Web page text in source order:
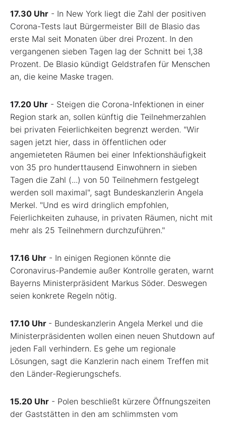
17.30 Uhr - In New York liegt die Zahl der positiven
Corona-Tests laut Bürgermeister Bill de Blasio das
erste Mal seit Monaten über drei Prozent. In den
vergangenen sieben Tagen lag der Schnitt bei 1,38
Prozent. De Blasio kündigt Geldstrafen für Menschen
an, die keine Maske tragen.
17.20 Uhr - Steigen die Corona-Infektionen in einer
Region stark an, sollen künftig die Teilnehmerzahlen
bei privaten Feierlichkeiten begrenzt werden. "Wir
sagen jetzt hier, dass in öffentlichen oder
angemieteten Räumen bei einer Infektionshäufigkeit
von 35 pro hunderttausend Einwohnern in sieben
Tagen die Zahl (...) von 50 Teilnehmern festgelegt
werden soll maximal", sagt Bundeskanzlerin Angela
Merkel. "Und es wird dringlich empfohlen,
Feierlichkeiten zuhause, in privaten Räumen, nicht mit
mehr als 25 Teilnehmern durchzuführen."
17.16 Uhr - In einigen Regionen könnte die
Coronavirus-Pandemie außer Kontrolle geraten, warnt
Bayerns Ministerpräsident Markus Söder. Deswegen
seien konkrete Regeln nötig.
17.10 Uhr - Bundeskanzlerin Angela Merkel und die
Ministerpräsidenten wollen einen neuen Shutdown auf
jeden Fall verhindern. Es gehe um regionale
Lösungen, sagt die Kanzlerin nach einem Treffen mit
den Länder-Regierungschefs.
15.20 Uhr - Polen beschließt kürzere Öffnungszeiten
der Gaststätten in den am schlimmsten vom